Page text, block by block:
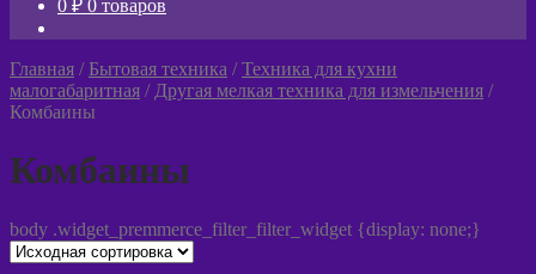
0 ₽ 0 товаров
Главная / Бытовая техника /Техника для кухни
малогабаритная / Другая мелкая техника для измельчения /
Комбаины
Комбаины
body .widget_premmerce_filter_filter_widget {display: none;}